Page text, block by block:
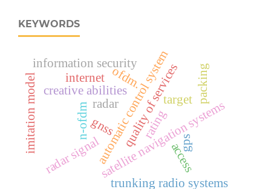
KEYWORDS
satellite navigation systems
gps
automatic control system
gnss
trunking radio systems
n-ofdm
ofdm.
creative abilities
internet
access
quality of services
rating
information security
radar signal
radar target
imitation model packing